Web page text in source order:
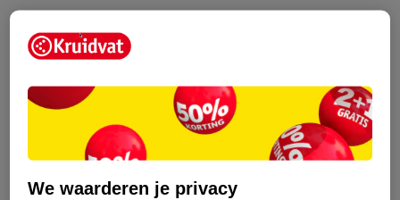
Kruidvat folder
Bekijk folder
We waarderen je privacy